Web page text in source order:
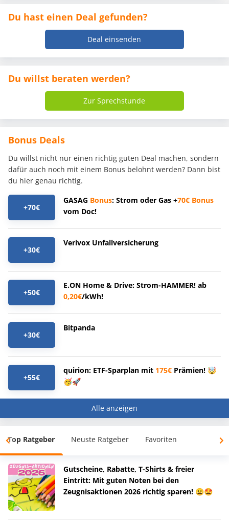
Du hast einen Deal gefunden?
Deal einsenden
Du willst beraten werden?
Zur Sprechstunde
Bonus Deals
Du willst nicht nur einen richtig guten Deal machen, sondern
dafür auch noch mit einem Bonus belohnt werden? Dann bist
du hier genau richtig.
+70€
GASAG Bonus: Strom oder Gas +70€ Bonus
vom Doc!
+30€
Verivox Unfallversicherung
+50€
E.ON Home & Drive: Strom-HAMMER! ab
0,20€/kWh!
+30€
Bitpanda
+55€
quirion: ETF-Sparplan mit 175€ Prämien! 🤯
🥳🚀
Alle anzeigen
Top Ratgeber Neuste Ratgeber Favoriten
Gutscheine, Rabatte, T-Shirts & freier
Eintritt: Mit guten Noten bei den
Zeugnisaktionen 2026 richtig sparen! 😀🤩